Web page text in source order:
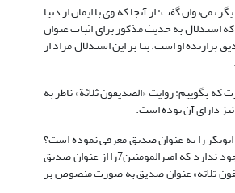
رفت وکسی او را به قتل نرساند تا مصداق شهید باشد (ابن عبد البر، بی‌تا، 1: 183). از سوی دیگر نمی‌توان گفت: از آنجا که وی با ایمان از دنیا
استدلال به حدیث مذکور برای اثبات عنوان
او است. بنا بر این استدلال مراد از
بگوییم: روایت «الصدیقون ثلاثة» ناظر به
دارای آن بوده است.
با اینکه علی7 بالاترین درجه صدق را دارد چرا نام او در روایت ابوهریره به عنوان صدیق برده نشده و پیامبر6تنها ابوبکر را به عنوان صدیق معرفی نموده است؟
خواهیم گفت: تعیین مصادیق صدیق و شهید در آن روایت منصوص نیست بلکه شارحین حدیث چنین گفته‌اند، در حالی که هیچ دلیلی وجود ندارد که امیرالمومنین7را از عنوان صدیق
اما در روایت «الصدیقون ثلاثة» عنوان صدیق به صورت منصوص بر